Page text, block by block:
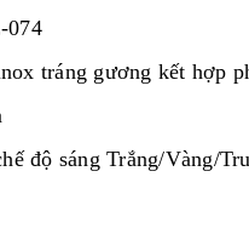
074
tráng gương kết hợp
độ sáng Trắng/Vàng/